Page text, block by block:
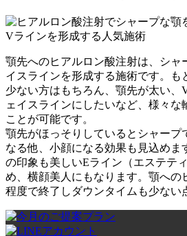
顎先へのヒアルロン酸注射は、シャ
イスラインを形成する施術です。も
少ない方はもちろん、顎先が太い、
ェイスラインにしたいなど、様々な
ことが可能です。
顎先がほっそりしているとシャープ
なる他、小顔になる効果も見込めま
の印象も美しいEライン（エステテ
め、横顔美人にもなります。顎への
程度で終了しダウンタイムも少ない